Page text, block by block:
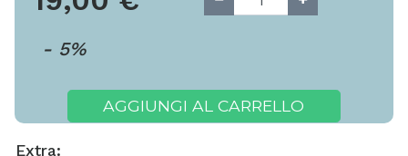
- 5%
AGGIUNGI AL CARRELLO
Extra: